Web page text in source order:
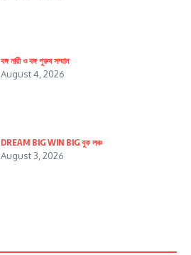
বঙ্গ নারী ও বঙ্গ পুরুষ সম্মান
August 4, 2026
DREAM BIG WIN BIG বুক লঞ্চ
August 3, 2026